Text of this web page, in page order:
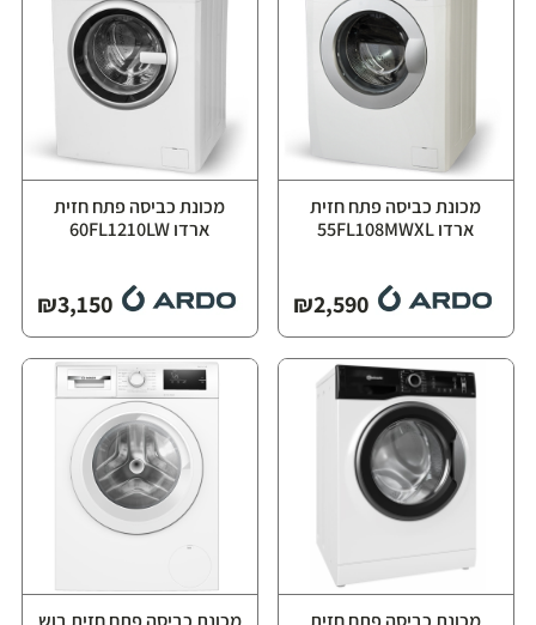
מכונת כביסה פתח חזית
ארדו 55FL108MWXL
₪2,590
מכונת כביסה פתח חזית
ארדו 60FL1210LW
₪3,150